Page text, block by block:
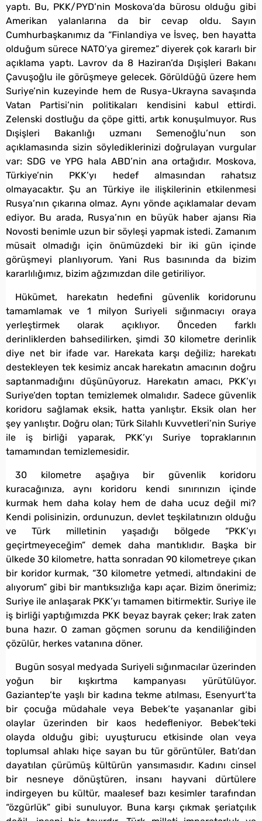
yaptı. Bu, PKK/PYD’nin Moskova’da bürosu olduğu gibi
Amerikan yalanlarına da bir cevap oldu. Sayın
Cumhurbaşkanımız da “Finlandiya ve İsveç, ben hayatta
olduğum sürece NATO’ya giremez” diyerek çok kararlı bir
açıklama yaptı. Lavrov da 8 Haziran’da Dışişleri Bakanı
Çavuşoğlu ile görüşmeye gelecek. Görüldüğü üzere hem
Suriye’nin kuzeyinde hem de Rusya-Ukrayna savaşında
Vatan Partisi’nin politikaları kendisini kabul ettirdi.
Zelenski dostluğu da çöpe gitti, artık konuşulmuyor. Rus
Dışişleri Bakanlığı uzmanı Semenoğlu’nun son
açıklamasında sizin söylediklerinizi doğrulayan vurgular
var: SDG ve YPG hala ABD’nin ana ortağıdır. Moskova,
Türkiye’nin PKK’yı hedef almasından rahatsız
olmayacaktır. Şu an Türkiye ile ilişkilerinin etkilenmesi
Rusya’nın çıkarına olmaz. Aynı yönde açıklamalar devam
ediyor. Bu arada, Rusya’nın en büyük haber ajansı Ria
Novosti benimle uzun bir söyleşi yapmak istedi. Zamanım
müsait olmadığı için önümüzdeki bir iki gün içinde
görüşmeyi planlıyorum. Yani Rus basınında da bizim
kararlılığımız, bizim ağzımızdan dile getiriliyor.
Hükümet, harekatın hedefini güvenlik koridorunu
tamamlamak ve 1 milyon Suriyeli sığınmacıyı oraya
yerleştirmek olarak açıklıyor. Önceden farklı
derinliklerden bahsedilirken, şimdi 30 kilometre derinlik
diye net bir ifade var. Harekata karşı değiliz; harekatı
destekleyen tek kesimiz ancak harekatın amacının doğru
saptanmadığını düşünüyoruz. Harekatın amacı, PKK’yı
Suriye’den toptan temizlemek olmalıdır. Sadece güvenlik
koridoru sağlamak eksik, hatta yanlıştır. Eksik olan her
şey yanlıştır. Doğru olan; Türk Silahlı Kuvvetleri’nin Suriye
ile iş birliği yaparak, PKK’yı Suriye topraklarının
tamamından temizlemesidir.
30 kilometre aşağıya bir güvenlik koridoru
kuracağınıza, aynı koridoru kendi sınırınızın içinde
kurmak hem daha kolay hem de daha ucuz değil mi?
Kendi polisinizin, ordunuzun, devlet teşkilatınızın olduğu
ve Türk milletinin yaşadığı bölgede “PKK’yı
geçirtmeyeceğim” demek daha mantıklıdır. Başka bir
ülkede 30 kilometre, hatta sonradan 90 kilometreye çıkan
bir koridor kurmak, “30 kilometre yetmedi, altındakini de
alıyorum” gibi bir mantıksızlığa kapı açar. Bizim önerimiz;
Suriye ile anlaşarak PKK’yı tamamen bitirmektir. Suriye ile
iş birliği yaptığımızda PKK beyaz bayrak çeker; Irak zaten
buna hazır. O zaman göçmen sorunu da kendiliğinden
çözülür, herkes vatanına döner.
Bugün sosyal medyada Suriyeli sığınmacılar üzerinden
yoğun bir kışkırtma kampanyası yürütülüyor.
Gaziantep’te yaşlı bir kadına tekme atılması, Esenyurt’ta
bir çocuğa müdahale veya Bebek’te yaşananlar gibi
olaylar üzerinden bir kaos hedefleniyor. Bebek’teki
olayda olduğu gibi; uyuşturucu etkisinde olan veya
toplumsal ahlakı hiçe sayan bu tür görüntüler, Batı’dan
dayatılan çürümüş kültürün yansımasıdır. Kadını cinsel
bir nesneye dönüştüren, insanı hayvani dürtülere
indirgeyen bu kültür, maalesef bazı kesimler tarafından
“özgürlük” gibi sunuluyor. Buna karşı çıkmak şeriatçılık